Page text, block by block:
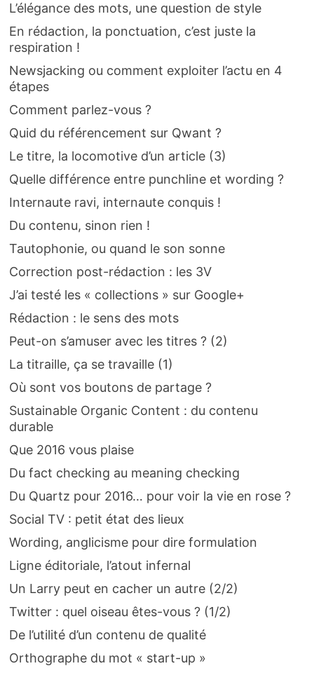
L’élégance des mots, une question de style
En rédaction, la ponctuation, c’est juste la
respiration !
Newsjacking ou comment exploiter l’actu en 4
étapes
Comment parlez-vous ?
Quid du référencement sur Qwant ?
Le titre, la locomotive d’un article (3)
Quelle différence entre punchline et wording ?
Internaute ravi, internaute conquis !
Du contenu, sinon rien !
Tautophonie, ou quand le son sonne
Correction post-rédaction : les 3V
J’ai testé les « collections » sur Google+
Rédaction : le sens des mots
Peut-on s’amuser avec les titres ? (2)
La titraille, ça se travaille (1)
Où sont vos boutons de partage ?
Sustainable Organic Content : du contenu
durable
Que 2016 vous plaise
Du fact checking au meaning checking
Du Quartz pour 2016… pour voir la vie en rose ?
Social TV : petit état des lieux
Wording, anglicisme pour dire formulation
Ligne éditoriale, l’atout infernal
Un Larry peut en cacher un autre (2/2)
Twitter : quel oiseau êtes-vous ? (1/2)
De l’utilité d’un contenu de qualité
Orthographe du mot « start-up »